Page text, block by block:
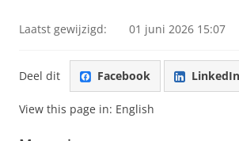
Laatst gewijzigd: 01 juni 2026 15:07
Deel dit Facebook LinkedIn
View this page in: English